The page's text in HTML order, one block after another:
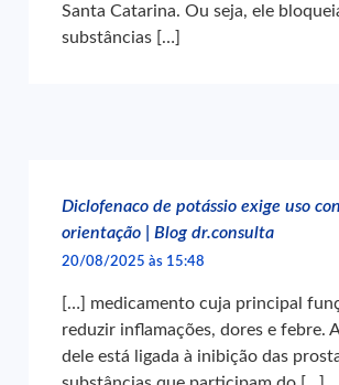
Santa Catarina. Ou seja, ele
substâncias […]
Diclofenaco de potássio exige uso
orientação | Blog dr.consulta
20/08/2025 às 15:48
[…] medicamento cuja principal
reduzir inflamações, dores e febre.
dele está ligada à inibição das